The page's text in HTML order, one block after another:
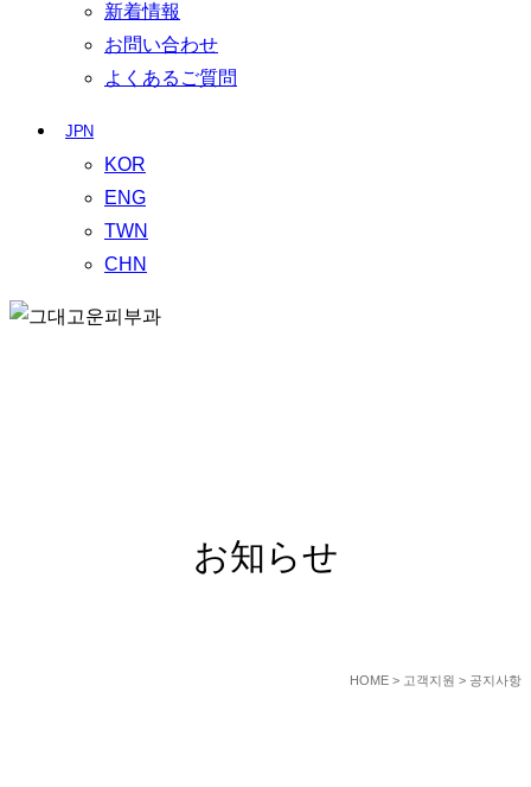
新着情報
お問い合わせ
よくあるご質問
JPN
KOR
ENG
TWN
CHN
お知らせ
HOME > 고객지원 > 공지사항